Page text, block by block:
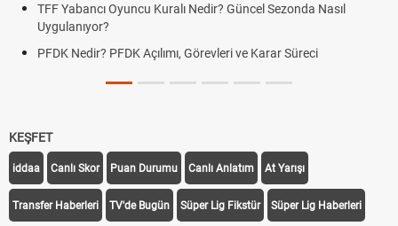
TFF Yabancı Oyuncu Kuralı Nedir? Güncel Sezonda Nasıl
Uygulanıyor?
PFDK Nedir? PFDK Açılımı, Görevleri ve Karar Süreci
KEŞFET
iddaa Canlı Skor Puan Durumu Canlı Anlatım At Yarışı
Transfer Haberleri TV'de Bugün Süper Lig Fikstür Süper Lig Haberleri